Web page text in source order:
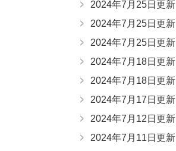
2024年7月25日更新
2024年7月25日更新
2024年7月25日更新
2024年7月18日更新
2024年7月18日更新
2024年7月17日更新
2024年7月12日更新
2024年7月11日更新